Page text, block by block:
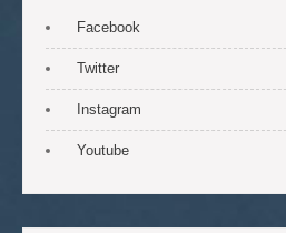
Facebook
Twitter
Instagram
Youtube